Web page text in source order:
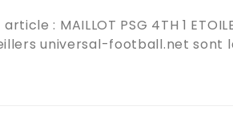
article : MAILLOT PSG 4TH 1
universal-football.net sont